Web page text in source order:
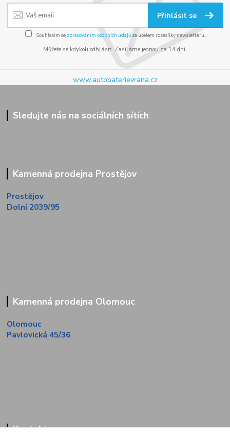
Přihlásit se
Souhlasím se zpracováním osobních údajůza účelem rozesílky newsletteru.
Můžete se kdykoli odhlásit. Zasíláme jednou za 14 dní.
www.autobaterievrana.cz
Sledujte nás na sociálních sítích
Kamenná prodejna Prostějov
Prostějov
Dolní 2039/95
Kamenná prodejna Olomouc
Olomouc
Pavlovická 45/36
Kontakty